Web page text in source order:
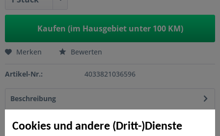
Cookies und andere (Dritt-)Dienste
Kaufen (im Hausgebiet unter 100 KM)
Merken Bewerten
Artikel-Nr.: 4033821036596
Beschreibung
Der SYSTEM Klemmpfosten besteht aus 2 Halbpfosten, in
die die Glas- oder auch SYSTEM WPC-Elemente...mehr